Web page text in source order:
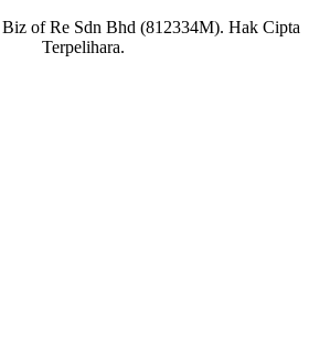
of Re Sdn Bhd (812334M). Hak Cipta
Terpelihara.